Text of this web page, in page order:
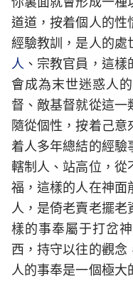
道道，按着個人的性
經驗教訓，是人的處
人 、宗教官員，這
會成為末世迷惑人
督、敵基督就從這一
隨從個性，按着己意
着人多年總結的經驗
轄制人、站高位，從
福，這樣的人在神面
人，是倚老賣老擺老
樣的事奉屬于打岔
西，持守以往的觀念
人的事奉是一個極大